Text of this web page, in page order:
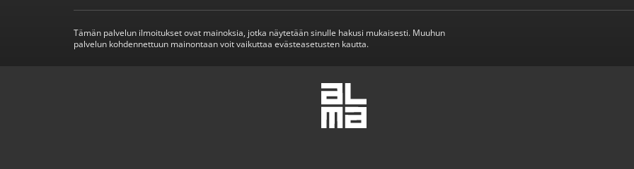
Tämän palvelun ilmoitukset ovat mainoksia, jotka näytetään sinulle hakusi mukaisesti. Muuhun
palvelun kohdennettuun mainontaan voit vaikuttaa evästeasetusten kautta.